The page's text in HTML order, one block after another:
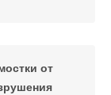
от